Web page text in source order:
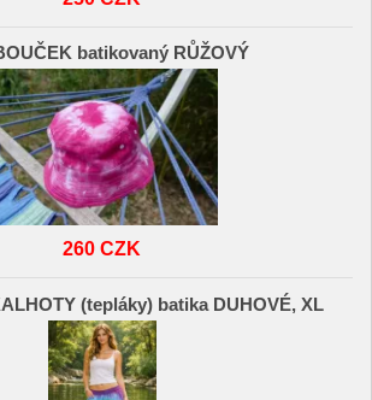
batikovaný RŮŽOVÝ
260 CZK
(tepláky) batika DUHOVÉ, XL